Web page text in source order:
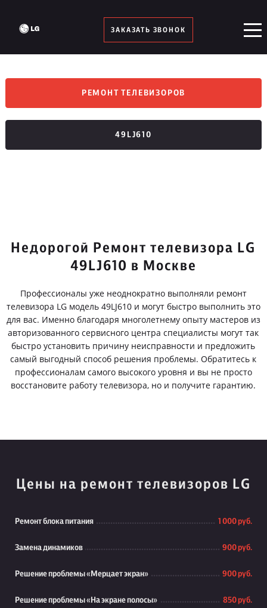
ЗАКАЗАТЬ ЗВОНОК
РЕМОНТ ТЕЛЕВИЗОРОВ
49LJ610
Недорогой Ремонт телевизора LG
49LJ610 в Москве
Профессионалы уже неоднократно выполняли ремонт
телевизора LG модель 49LJ610 и могут быстро выполнить это
для вас. Именно благодаря многолетнему опыту мастеров из
авторизованного сервисного центра специалисты могут так
быстро установить причину неисправности и предложить
самый выгодный способ решения проблемы. Обратитесь к
профессионалам самого высокого уровня и вы не просто
восстановите работу телевизора, но и получите гарантию.
Цены на ремонт телевизоров LG
Ремонт блока питания 1 000 руб.
Замена динамиков 900 руб.
Решение проблемы «Мерцает экран» 900 руб.
Решение проблемы «На экране полосы» 850 руб.